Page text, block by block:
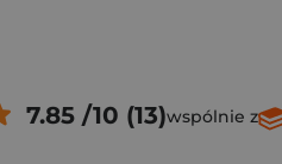
7.85 /10 (13)wspólnie z